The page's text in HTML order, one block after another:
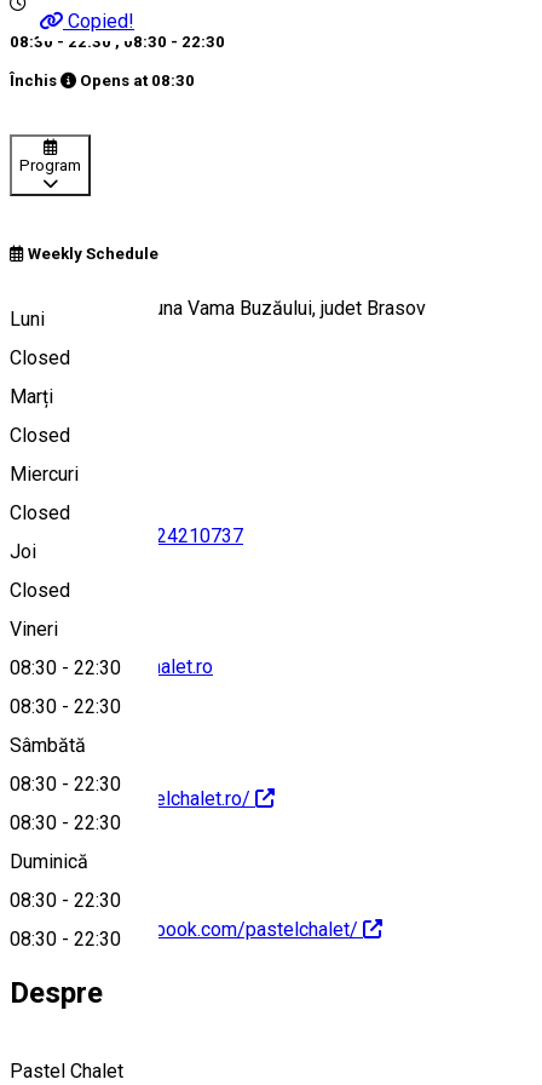
Copied!
08:30 - 22:30 , 08:30 - 22:30
Închis Opens at 08:30
Program
Weekly Schedule
Luni
Closed
Marți
Closed
Miercuri
Closed
Joi
Closed
Vineri
08:30 - 22:30
08:30 - 22:30
Sâmbătă
08:30 - 22:30
08:30 - 22:30
Duminică
08:30 - 22:30
08:30 - 22:30
Sat Dălghiu, Comuna Vama Buzăului, judet Brasov
Hartă
0724210737
contact@pastelchalet.ro
https://www.pastelchalet.ro/
https://www.facebook.com/pastelchalet/
Despre
Pastel Chalet